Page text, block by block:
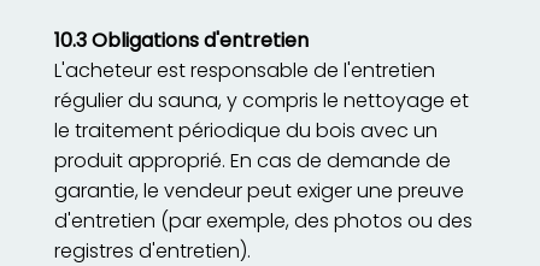
10.3 Obligations d'entretien
L'acheteur est responsable de l'entretien
régulier du sauna, y compris le nettoyage et
le traitement périodique du bois avec un
produit approprié. En cas de demande de
garantie, le vendeur peut exiger une preuve
d'entretien (par exemple, des photos ou des
registres d'entretien).